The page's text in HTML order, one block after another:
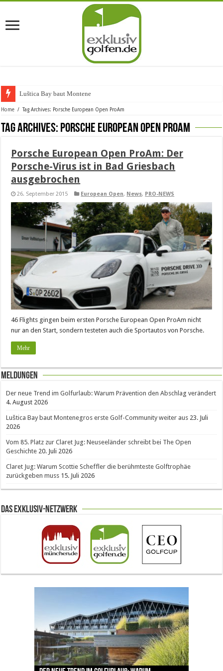
Luštica Bay baut Montenegros
Home / Tag Archives: Porsche European Open ProAm
Tag Archives: Porsche European Open ProAm
Porsche European Open ProAm: Der
Porsche-Virus ist in Bad Griesbach
ausgebrochen
26. September 2015 European Open, News, PRO-NEWS
46 Flights gingen beim ersten Porsche European Open ProAm nicht
nur an den Start, sondern testeten auch die Sportautos von Porsche.
Mehr
Meldungen
Der neue Trend im Golfurlaub: Warum Prävention den Abschlag verändert
4. August 2026
Luštica Bay baut Montenegros erste Golf-Community weiter aus 23. Juli
2026
Vom 85. Platz zur Claret Jug: Neuseeländer schreibt bei The Open
Geschichte 20. Juli 2026
Claret Jug: Warum Scottie Scheffler die berühmteste Golftrophäe
zurückgeben muss 15. Juli 2026
Das Exklusiv-Netzwerk
The Open 2026 in Royal Birkdale: Warum der